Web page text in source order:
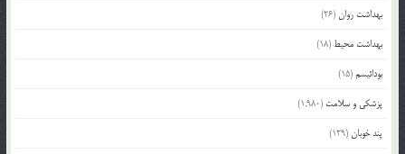
بهداشت روان(26)
بهداشت محیط (18)
بودائیسم(15)
پزشکی و سلامت (1,980)
پند خوبان(129)